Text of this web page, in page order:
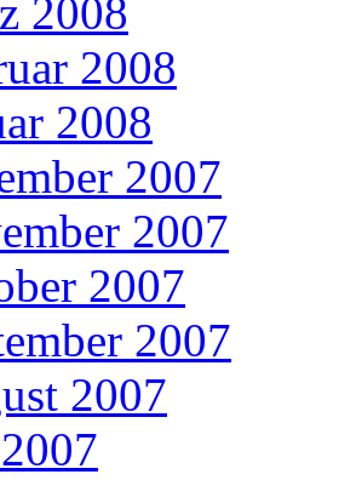
2008
2008
2008
2007
2007
2007
2007
2007